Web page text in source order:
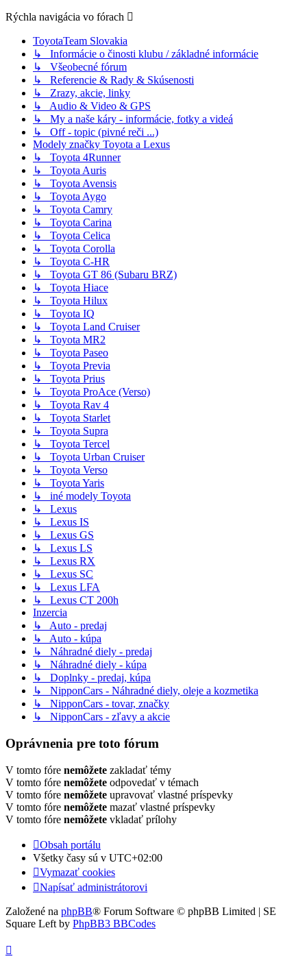
Rýchla navigácia vo fórach
ToyotaTeam Slovakia
↳ Informácie o činosti klubu / základné informácie
↳ Všeobecné fórum
↳ Referencie & Rady & Skúsenosti
↳ Zrazy, akcie, linky
↳ Audio & Video & GPS
↳ My a naše káry - informácie, fotky a videá
↳ Off - topic (pivné reči ...)
Modely značky Toyota a Lexus
↳ Toyota 4Runner
↳ Toyota Auris
↳ Toyota Avensis
↳ Toyota Aygo
↳ Toyota Camry
↳ Toyota Carina
↳ Toyota Celica
↳ Toyota Corolla
↳ Toyota C-HR
↳ Toyota GT 86 (Subaru BRZ)
↳ Toyota Hiace
↳ Toyota Hilux
↳ Toyota IQ
↳ Toyota Land Cruiser
↳ Toyota MR2
↳ Toyota Paseo
↳ Toyota Previa
↳ Toyota Prius
↳ Toyota ProAce (Verso)
↳ Toyota Rav 4
↳ Toyota Starlet
↳ Toyota Supra
↳ Toyota Tercel
↳ Toyota Urban Cruiser
↳ Toyota Verso
↳ Toyota Yaris
↳ iné modely Toyota
↳ Lexus
↳ Lexus IS
↳ Lexus GS
↳ Lexus LS
↳ Lexus RX
↳ Lexus SC
↳ Lexus LFA
↳ Lexus CT 200h
Inzercia
↳ Auto - predaj
↳ Auto - kúpa
↳ Náhradné diely - predaj
↳ Náhradné diely - kúpa
↳ Doplnky - predaj, kúpa
↳ NipponCars - Náhradné diely, oleje a kozmetika
↳ NipponCars - tovar, značky
↳ NipponCars - zľavy a akcie
Oprávnenia pre toto fórum
V tomto fóre nemôžete zakladať témy
V tomto fóre nemôžete odpovedať v témach
V tomto fóre nemôžete upravovať vlastné príspevky
V tomto fóre nemôžete mazať vlastné príspevky
V tomto fóre nemôžete vkladať prílohy
Obsah portálu
Všetky časy sú v UTC+02:00
Vymazať cookies
Napísať administrátorovi
Založené na phpBB® Forum Software © phpBB Limited | SE
Square Left by PhpBB3 BBCodes